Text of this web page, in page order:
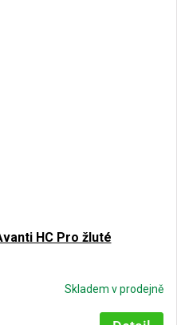
HC Pro žluté
Skladem v prodejně